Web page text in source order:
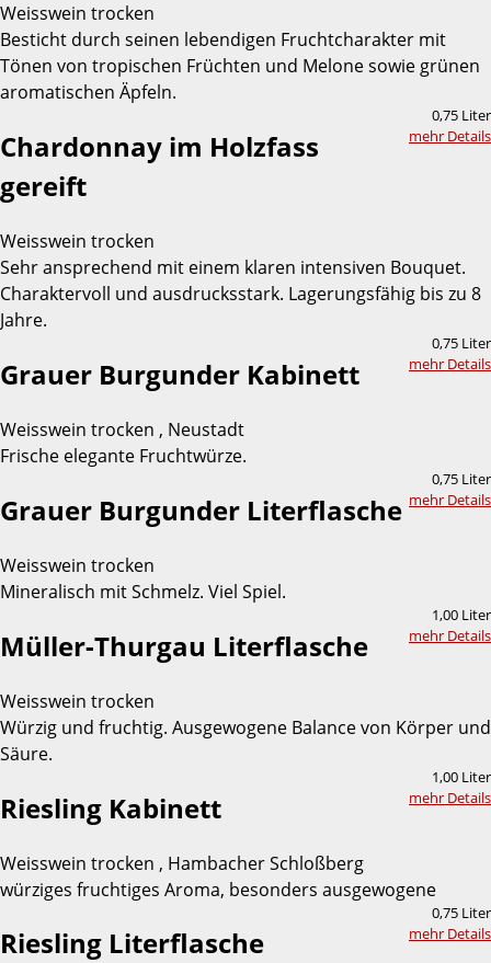
Weisswein trocken
Besticht durch seinen lebendigen Fruchtcharakter mit
Tönen von tropischen Früchten und Melone sowie grünen
aromatischen Äpfeln.
0,75 Liter
mehr Details
Chardonnay im Holzfass
gereift
Weisswein trocken
Sehr ansprechend mit einem klaren intensiven Bouquet.
Charaktervoll und ausdrucksstark. Lagerungsfähig bis zu 8
Jahre.
0,75 Liter
mehr Details
Grauer Burgunder Kabinett
Weisswein trocken , Neustadt
Frische elegante Fruchtwürze.
0,75 Liter
mehr Details
Grauer Burgunder Literflasche
Weisswein trocken
Mineralisch mit Schmelz. Viel Spiel.
1,00 Liter
mehr Details
Müller-Thurgau Literflasche
Weisswein trocken
Würzig und fruchtig. Ausgewogene Balance von Körper und
Säure.
1,00 Liter
mehr Details
Riesling Kabinett
Weisswein trocken , Hambacher Schloßberg
würziges fruchtiges Aroma, besonders ausgewogene
0,75 Liter
mehr Details
Riesling Literflasche